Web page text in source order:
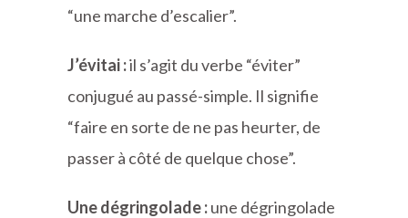
“une marche d’escalier”.
J’évitai :il s’agit du verbe “éviter”
conjugué au passé-simple. Il signifie
“faire en sorte de ne pas heurter, de
passer à côté de quelque chose”.
Une dégringolade :une dégringolade